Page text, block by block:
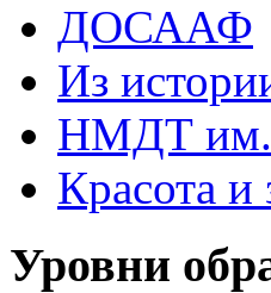
ДОСААФ
Из
НМДТ им.
Красота и
Уровни